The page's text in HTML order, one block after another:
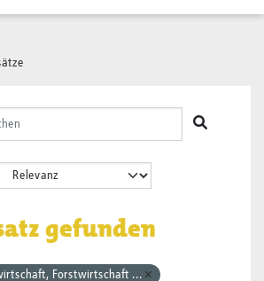
gefunden
Forstwirtschaft ...